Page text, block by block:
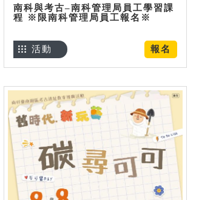
南科與考古–南科管理局員工學習課
程 ※限南科管理局員工報名※
報名
活動